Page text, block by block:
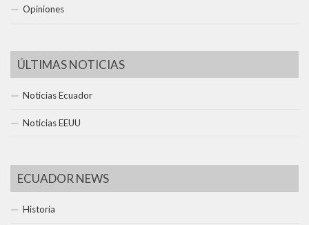
Opiniones
ÚLTIMAS NOTICIAS
Noticias Ecuador
Noticias EEUU
ECUADOR NEWS
Historia